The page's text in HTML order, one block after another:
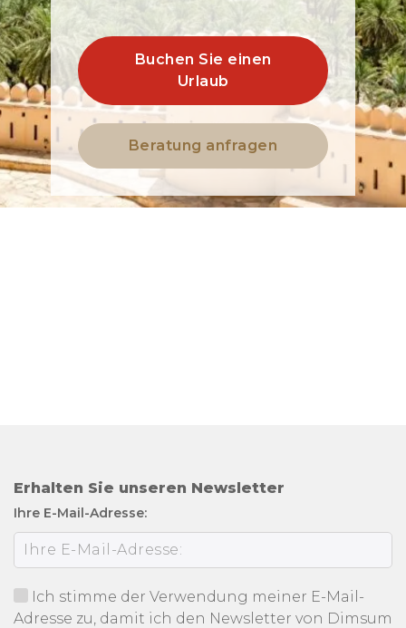
Buchen Sie einen
Urlaub
Beratung anfragen
Erhalten Sie unseren Newsletter
Ihre E-Mail-Adresse:
Ich stimme der Verwendung meiner E-Mail-
Adresse zu, damit ich den Newsletter von Dimsum